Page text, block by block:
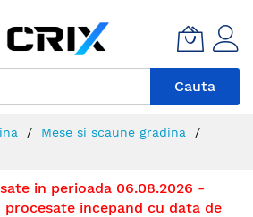
Cauta
Mese si scaune gradina
in perioada 06.08.2026 -
procesate incepand cu data de